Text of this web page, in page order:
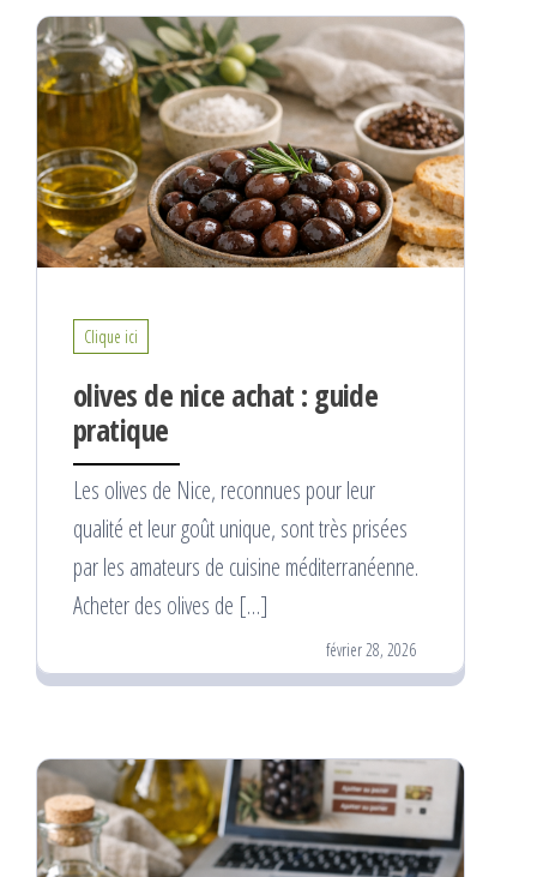
Clique ici
olives de nice achat : guide
pratique
Les olives de Nice, reconnues pour leur
qualité et leur goût unique, sont très prisées
par les amateurs de cuisine méditerranéenne.
Acheter des olives de […]
février 28, 2026